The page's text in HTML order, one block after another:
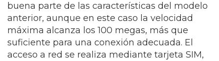
buena parte de las características del modelo
anterior, aunque en este caso la velocidad
máxima alcanza los 100 megas, más que
suficiente para una conexión adecuada. El
acceso a red se realiza mediante tarjeta SIM,